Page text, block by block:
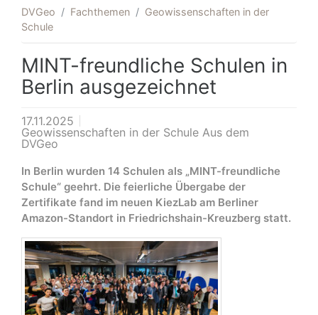
DVGeo Fachthemen
Geowissenschaften in der
Schule
MINT-freundliche Schulen in
Berlin ausgezeichnet
17.11.2025
Geowissenschaften in der Schule Aus dem
DVGeo
In Berlin wurden 14 Schulen als „MINT-freundliche
Schule“ geehrt. Die feierliche Übergabe der
Zertifikate fand im neuen KiezLab am Berliner
Amazon-Standort in Friedrichshain-Kreuzberg statt.